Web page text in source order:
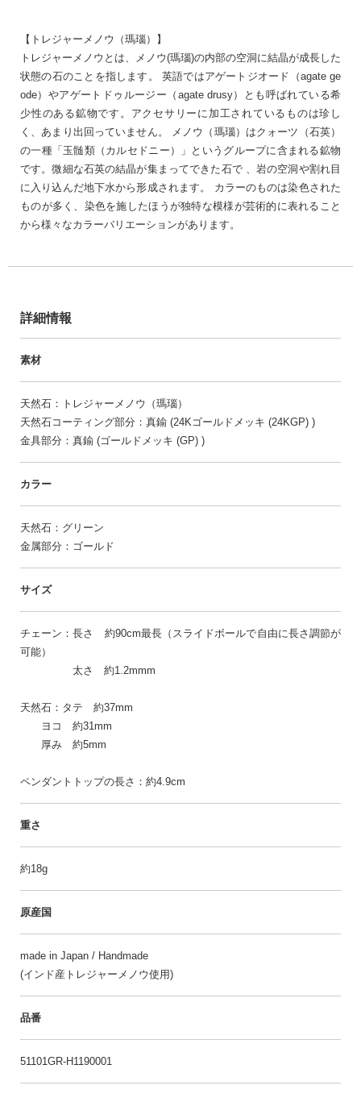
【トレジャーメノウ（瑪瑙）】
トレジャーメノウとは、メノウ(瑪瑙)の内部の空洞に結晶が成長した
状態の石のことを指します。 英語ではアゲートジオード（agate ge
ode）やアゲートドゥルージー（agate drusy）とも呼ばれている希
少性のある鉱物です。アクセサリーに加工されているものは珍し
く、あまり出回っていません。 メノウ（瑪瑙）はクォーツ（石英）
の一種「玉髄類（カルセドニー）」というグループに含まれる鉱物
です。微細な石英の結晶が集まってできた石で 、岩の空洞や割れ目
に入り込んだ地下水から形成されます。 カラーのものは染色された
ものが多く、染色を施したほうが独特な模様が芸術的に表れること
から様々なカラーバリエーションがあります。
詳細情報
素材
天然石：トレジャーメノウ（瑪瑙）
天然石コーティング部分：真鍮 (24Kゴールドメッキ (24KGP) )
金具部分：真鍮 (ゴールドメッキ (GP) )
カラー
天然石：グリーン
金属部分：ゴールド
サイズ
チェーン：長さ 約90cm最長（スライドボールで自由に長さ調節が
可能）
太さ 約1.2mmm
天然石：タテ 約37mm
ヨコ 約31mm
厚み 約5mm
ペンダントトップの長さ：約4.9cm
重さ
約18g
原産国
made in Japan / Handmade
(インド産トレジャーメノウ使用)
品番
51101GR-H1190001